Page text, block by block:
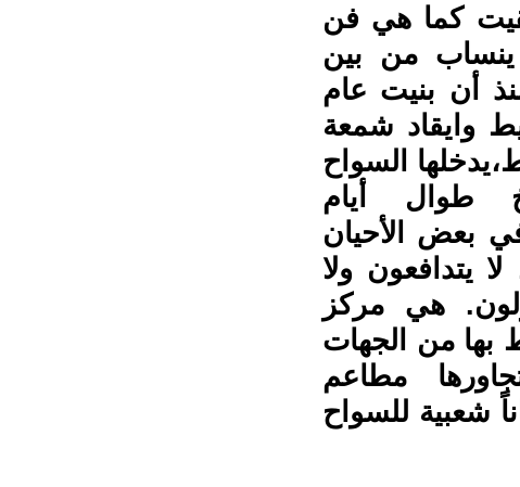
كما هي فن
ينساب من بين
أن بنيت عام
وايقاد شمعة
السواح
طوال أيام
بعض الأحيان
ولا
هي مركز
بها من الجهات
مطاعم
شعبية للسواح